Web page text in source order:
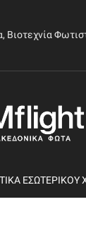
Βιοτεχνία
ΕΣΩΤΕΡΙΚΟΎ